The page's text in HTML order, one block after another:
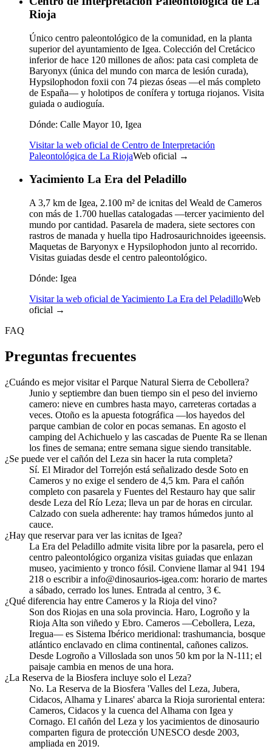
Rioja
Único centro paleontológico de la comunidad, en la planta
superior del ayuntamiento de Igea. Colección del Cretácico
inferior de hace 120 millones de años: pata casi completa de
Baryonyx (única del mundo con marca de lesión curada),
Hypsilophodon foxii con 74 piezas óseas —el más completo
de España— y holotipos de conífera y tortuga riojanos. Visita
guiada o audioguía.
Dónde: Calle Mayor 10, Igea
Visitar la web oficial de Centro de Interpretación
Paleontológica de La RiojaWeb oficial →
Yacimiento La Era del Peladillo
A 3,7 km de Igea, 2.100 m² de icnitas del Weald de Cameros
con más de 1.700 huellas catalogadas —tercer yacimiento del
mundo por cantidad. Pasarela de madera, siete sectores con
rastros de manada y huella tipo Hadrosaurichnoides igeeensis.
Maquetas de Baryonyx e Hypsilophodon junto al recorrido.
Visitas guiadas desde el centro paleontológico.
Dónde: Igea
Visitar la web oficial de Yacimiento La Era del PeladilloWeb
oficial →
FAQ
Preguntas frecuentes
¿Cuándo es mejor visitar el Parque Natural Sierra de Cebollera?
Junio y septiembre dan buen tiempo sin el peso del invierno
camero: nieve en cumbres hasta mayo, carreteras cortadas a
veces. Otoño es la apuesta fotográfica —los hayedos del
parque cambian de color en pocas semanas. En agosto el
camping del Achichuelo y las cascadas de Puente Ra se llenan
los fines de semana; entre semana sigue siendo transitable.
¿Se puede ver el cañón del Leza sin hacer la ruta completa?
Sí. El Mirador del Torrejón está señalizado desde Soto en
Cameros y no exige el sendero de 4,5 km. Para el cañón
completo con pasarela y Fuentes del Restauro hay que salir
desde Leza del Río Leza; lleva un par de horas en circular.
Calzado con suela adherente: hay tramos húmedos junto al
cauce.
¿Hay que reservar para ver las icnitas de Igea?
La Era del Peladillo admite visita libre por la pasarela, pero el
centro paleontológico organiza visitas guiadas que enlazan
museo, yacimiento y tronco fósil. Conviene llamar al 941 194
218 o escribir a info@dinosaurios-igea.com: horario de martes
a sábado, cerrado los lunes. Entrada al centro, 3 €.
¿Qué diferencia hay entre Cameros y la Rioja del vino?
Son dos Riojas en una sola provincia. Haro, Logroño y la
Rioja Alta son viñedo y Ebro. Cameros —Cebollera, Leza,
Iregua— es Sistema Ibérico meridional: trashumancia, bosque
atlántico enclavado en clima continental, cañones calizos.
Desde Logroño a Villoslada son unos 50 km por la N-111; el
paisaje cambia en menos de una hora.
¿La Reserva de la Biosfera incluye solo el Leza?
No. La Reserva de la Biosfera 'Valles del Leza, Jubera,
Cidacos, Alhama y Linares' abarca la Rioja suroriental entera:
Cameros, Cidacos y la cuenca del Alhama con Igea y
Cornago. El cañón del Leza y los yacimientos de dinosaurio
comparten figura de protección UNESCO desde 2003,
ampliada en 2019.